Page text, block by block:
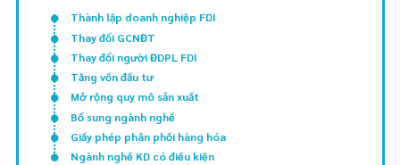
Thành lập doanh nghiệp FDI
Thay đổi GCNĐT
Thay đổi người ĐDPL FDI
Tăng vốn đầu tư
Mở rộng quy mô sản xuất
Bổ sung ngành nghề
Giấy phép phân phối hàng hóa
Ngành nghề KD có điều kiện